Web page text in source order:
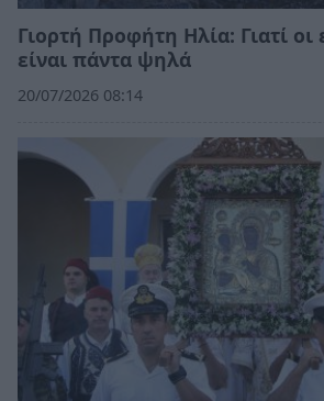
Γιορτή Προφήτη Ηλία: Γιατί οι
είναι πάντα ψηλά
20/07/2026 08:14